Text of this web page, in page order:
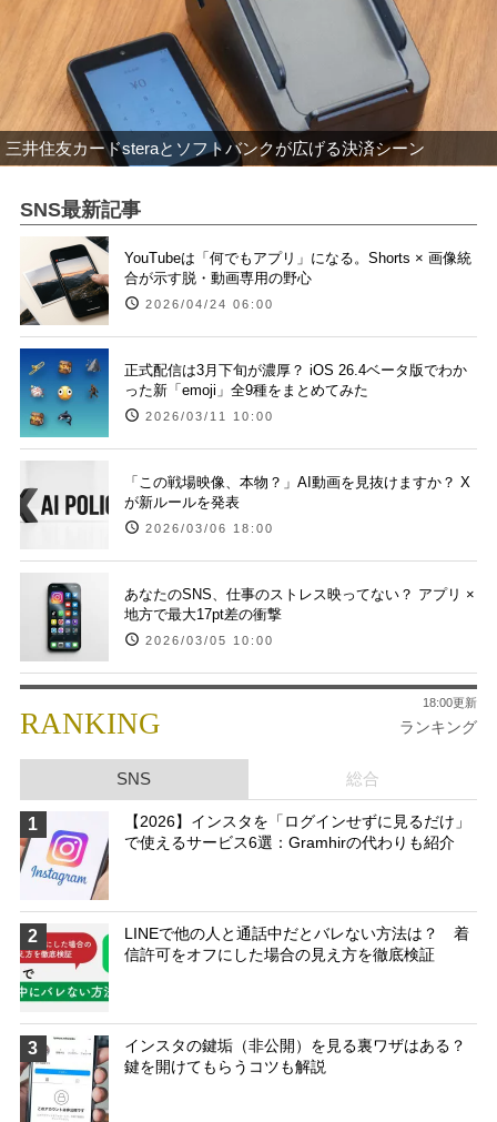
三井住友カードsteraとソフトバンクが広げる決済シーン
SNS最新記事
YouTubeは「何でもアプリ」になる。Shorts × 画像統
合が示す脱・動画専用の野心
2026/04/24 06:00
正式配信は3月下旬が濃厚？ iOS 26.4ベータ版でわか
った新「emoji」全9種をまとめてみた
2026/03/11 10:00
「この戦場映像、本物？」AI動画を見抜けますか？ X
が新ルールを発表
2026/03/06 18:00
あなたのSNS、仕事のストレス映ってない？ アプリ ×
地方で最大17pt差の衝撃
2026/03/05 10:00
RANKING ランキング
18:00更新
SNS 総合
1
【2026】インスタを「ログインせずに見るだけ」
で使えるサービス6選：Gramhirの代わりも紹介
2
LINEで他の人と通話中だとバレない方法は？ 着
信許可をオフにした場合の見え方を徹底検証
3
インスタの鍵垢（非公開）を見る裏ワザはある？
鍵を開けてもらうコツも解説